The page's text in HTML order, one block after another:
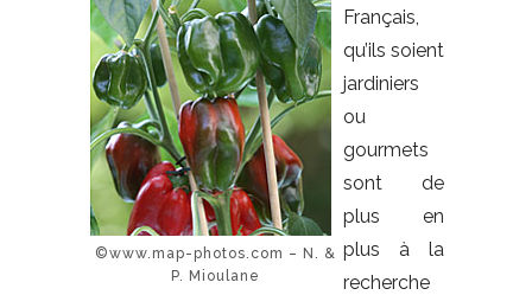
©www.map-photos.com – N. &
P. Mioulane
Français,
qu’ils soient
jardiniers
ou
gourmets
sont de
plus en
plus à la
recherche